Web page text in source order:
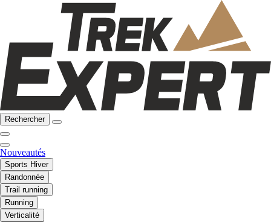
Rechercher
Nouveautés
Sports Hiver
Randonnée
Trail running
Running
Verticalité